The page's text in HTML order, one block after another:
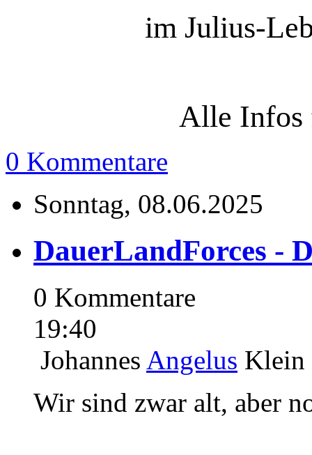
im Julius-
Alle
0 Kommentare
Sonntag, 08.06.2025
DauerLandForces -
0 Kommentare
19:40
Johannes Angelus Klein
Wir sind zwar alt, aber